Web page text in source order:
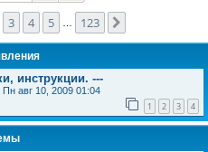
1 из 123
3 4 5 123
инструкции. ---
Пн авг 10, 2009 01:04
1 2 3 4